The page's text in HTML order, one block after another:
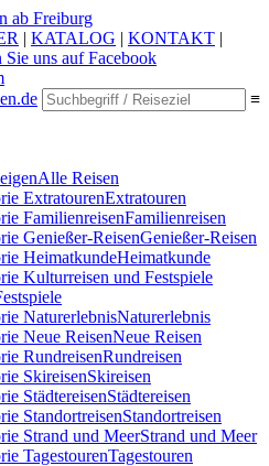
ab Freiburg
| KATALOG | KONTAKT |
≡
Alle Reisen
Extratouren
Familien­reisen
Genießer-Reisen
Heimatkunde
Naturerlebnis
Neue Reisen
Rund­reisen
Ski­reisen
Städte­reisen
Standort­reisen
Strand und Meer
Tagestouren